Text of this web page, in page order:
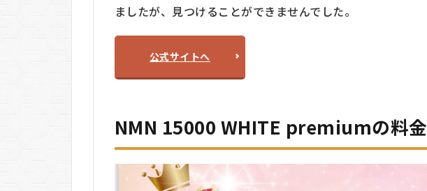
ましたが、見つけることができませんでした。
公式サイトへ
NMN 15000 WHITE premiumの料金